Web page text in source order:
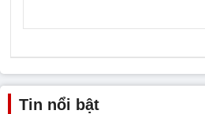
Tin nổi bật